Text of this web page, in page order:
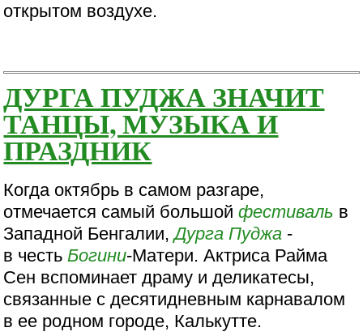
открытом воздухе.
ДУРГА ПУДЖА ЗНАЧИТ
ТАНЦЫ, МУЗЫКА И
ПРАЗДНИК
Когда октябрь в самом разгаре,
отмечается самый большойфестиваль в
Западной Бенгалии,Дурга Пуджа -
в честьБогини-Матери. Актриса Райма
Сен вспоминает драму и деликатесы,
связанные с десятидневным карнавалом
в ее родном городе, Калькутте.